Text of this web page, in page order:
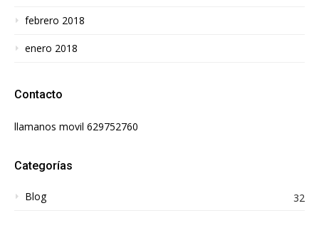
febrero 2018
enero 2018
Contacto
llamanos movil 629752760
Categorías
Blog 32